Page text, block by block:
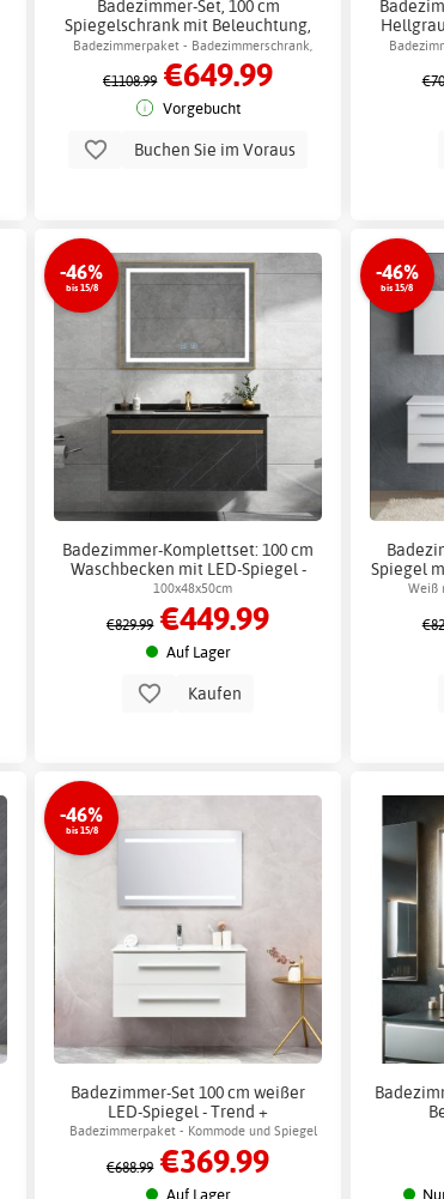
Badezimmer-Set, 100 cm
Spiegelschrank mit Beleuchtung,
Betonoptik - Barcelona +
Klopapierhalterung
Badezimmerpaket - Badezimmerschrank,
Kommode & Spiegelschrank
€1108.99 €649.99
Vorgebucht
Buchen Sie im Voraus
-46%
bis 15/8
Badezimmer-Komplettset: 100 cm
Waschbecken mit LED-Spiegel -
Melbourne + 2.00 x
Badezimmerhaken
100x48x50cm
€829.99 €449.99
Auf Lager
Kaufen
-46%
bis 15/8
Spiegel
Weiß
-46%
bis 15/8
Badezimmer-Set 100 cm weißer
LED-Spiegel - Trend +
Klopapierhalterung
Badezimmerpaket - Kommode und Spiegel
mit Beleuchtung
€688.99 €369.99
Auf Lager